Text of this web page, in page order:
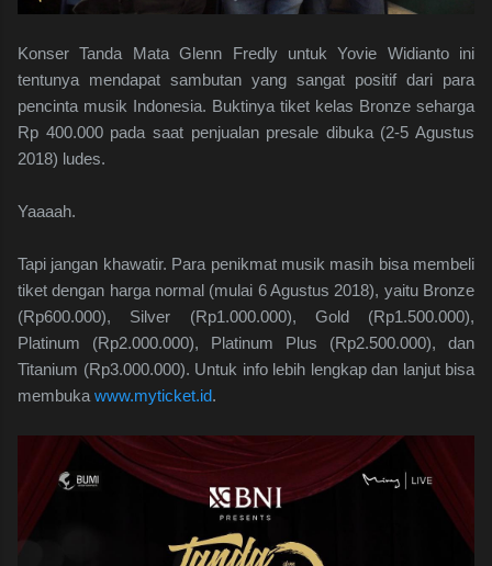
Konser Tanda Mata Glenn Fredly untuk Yovie Widianto ini
tentunya mendapat sambutan yang sangat positif dari para
pencinta musik Indonesia. Buktinya tiket kelas Bronze seharga
Rp 400.000 pada saat penjualan presale dibuka (2-5 Agustus
2018) ludes.
Yaaaah.
Tapi jangan khawatir. Para penikmat musik masih bisa membeli
tiket dengan harga normal (mulai 6 Agustus 2018), yaitu Bronze
(Rp600.000), Silver (Rp1.000.000), Gold (Rp1.500.000),
Platinum (Rp2.000.000), Platinum Plus (Rp2.500.000), dan
Titanium (Rp3.000.000). Untuk info lebih lengkap dan lanjut bisa
membuka www.myticket.id.